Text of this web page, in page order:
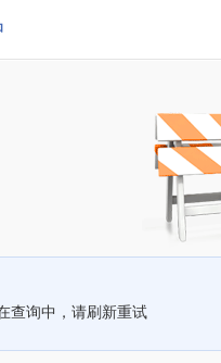
查询中，请刷新重试